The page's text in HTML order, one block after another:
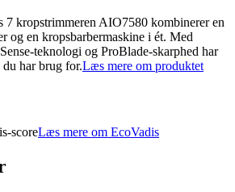
7 kropstrimmeren AIO7580 kombinerer en
og en kropsbarbermaskine i ét. Med
teknologi og ProBlade-skarphed har
har brug for.Læs mere om produktet
scoreLæs mere om EcoVadis